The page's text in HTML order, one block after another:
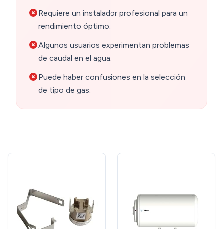
Requiere un instalador profesional para un
rendimiento óptimo.
Algunos usuarios experimentan problemas
de caudal en el agua.
Puede haber confusiones en la selección
de tipo de gas.